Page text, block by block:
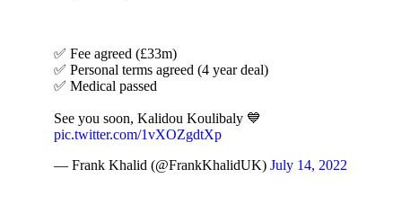
✅ Fee agreed (£33m)
✅ Personal terms agreed (4 year deal)
✅ Medical passed
See you soon, Kalidou Koulibaly 💙
pic.twitter.com/1vXOZgdtXp
— Frank Khalid (@FrankKhalidUK) July 14, 2022